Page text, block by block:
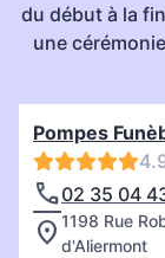
du début à la
une
Pompes
02 35 04
1198 Rue
d'Aliermont